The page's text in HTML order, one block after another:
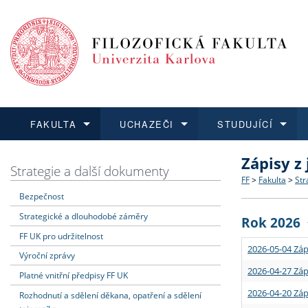
FAKULTA
Dozvědět se více
Struktura
Strategie
Podpora
UCHAZEČI
Podat přihlášku
Co
Učitelské
STUDUJÍCÍ
Dozvědět se více
Rigorózní
Dozvědět se více
O vědě a
Granty a
Dozvědět se více
Aktuální
Strategie a další dokumenty
Bezpečnost
Strategické a dlouhodobé záměry
FF UK pro udržitelnost
Výroční zprávy
Platné vnitřní předpisy FF UK
Rozhodnutí a sdělení děkana, opatření a sdělení
Zápisy
FF > Fakulta >
Rok 2026
2026-05-04
2026-04-27
2026-04-20